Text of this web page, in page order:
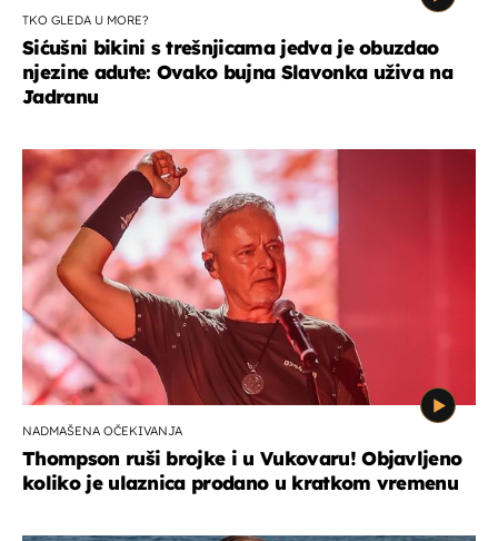
TKO GLEDA U MORE?
Sićušni bikini s trešnjicama jedva je obuzdao
njezine adute: Ovako bujna Slavonka uživa na
Jadranu
NADMAŠENA OČEKIVANJA
Thompson ruši brojke i u Vukovaru! Objavljeno
koliko je ulaznica prodano u kratkom vremenu